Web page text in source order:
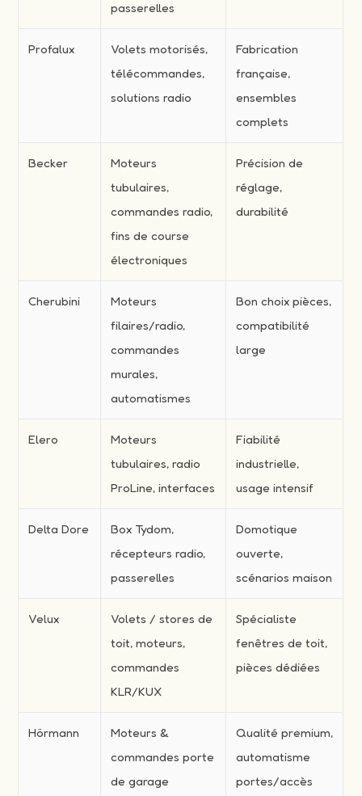
passerelles
Profalux
Volets motorisés,
télécommandes,
solutions radio
Fabrication
française,
ensembles
complets
Becker
Moteurs
tubulaires,
commandes radio,
fins de course
électroniques
Précision de
réglage,
durabilité
Cherubini
Moteurs
filaires/radio,
commandes
murales,
automatismes
Bon choix pièces,
compatibilité
large
Elero
Moteurs
tubulaires, radio
ProLine, interfaces
Fiabilité
industrielle,
usage intensif
Delta Dore
Box Tydom,
récepteurs radio,
passerelles
Domotique
ouverte,
scénarios maison
Velux
Volets / stores de
toit, moteurs,
commandes
KLR/KUX
Spécialiste
fenêtres de toit,
pièces dédiées
Hörmann
Moteurs &
commandes porte
de garage
Qualité premium,
automatisme
portes/accès